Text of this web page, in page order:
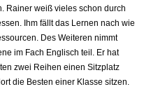
Rainer weiß vieles schon durch
Ihm fällt das Lernen nach wie
Des Weiteren nimmt
im Fach Englisch teil. Er hat
zwei Reihen einen Sitzplatz
die Besten einer Klasse sitzen.